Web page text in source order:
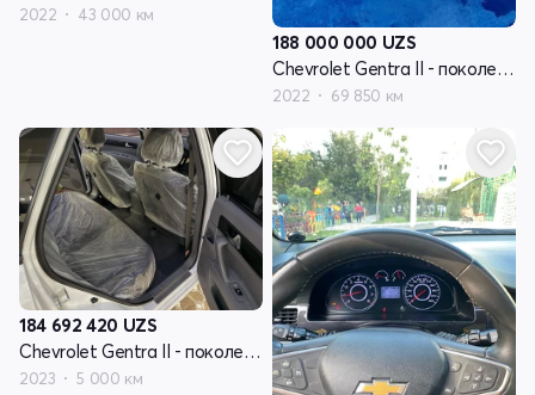
2022 43 000 км
188 000 000 UZS
Chevrolet Gentra II - поколение
2022 69 850 км
184 692 420 UZS
Chevrolet Gentra II - поколение
2023 5 000 км